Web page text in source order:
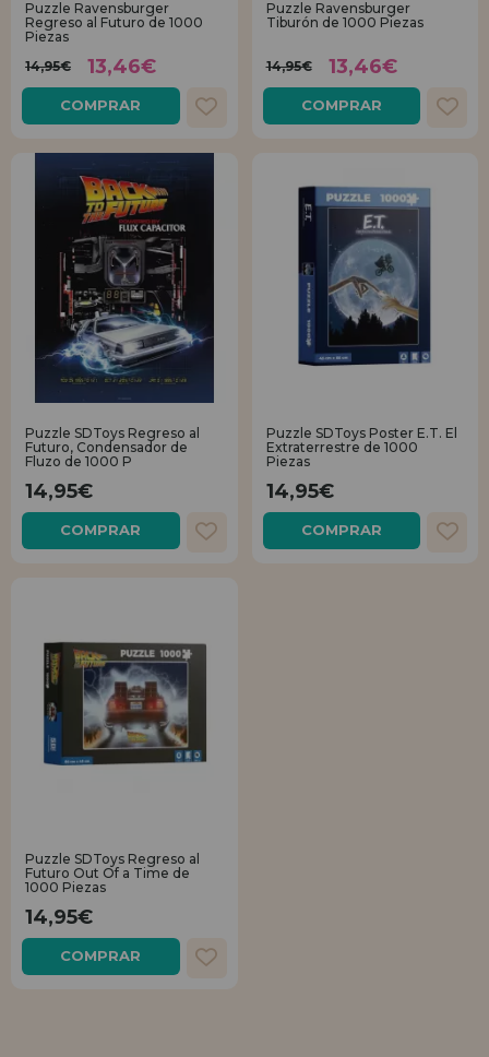
Puzzle Ravensburger
Regreso al Futuro de 1000
Piezas
14,95€
13,46€
COMPRAR
Puzzle Ravensburger
Tiburón de 1000 Piezas
14,95€ 13,46€
COMPRAR
Puzzle SDToys Regreso al
Futuro, Condensador de
Fluzo de 1000 P
14,95€
COMPRAR
Puzzle SDToys Poster E.T. El
Extraterrestre de 1000
Piezas
14,95€
COMPRAR
Puzzle SDToys Regreso al
Futuro Out Of a Time de
1000 Piezas
14,95€
COMPRAR